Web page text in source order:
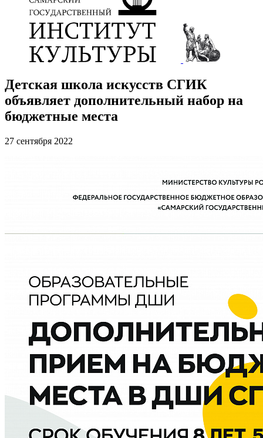
Детская школа искусств СГИК
объявляет дополнительный набор на
бюджетные места
27 сентября 2022